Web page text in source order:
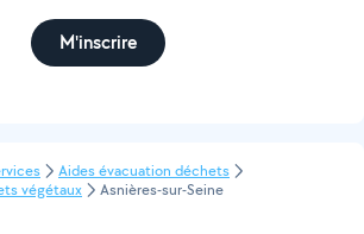
M'inscrire
Aides évacuation déchets
végétaux
Asnières-sur-Seine